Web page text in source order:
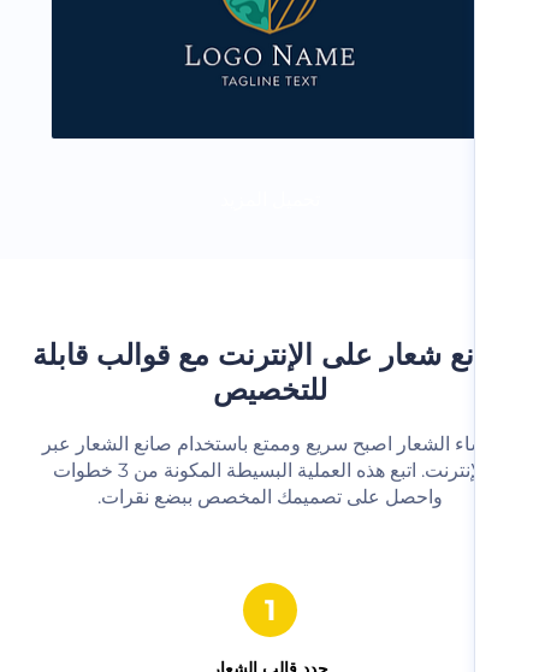
شعار على الإنترنت مع قوالب قابلة
للتخصيص
الشعار اصبح سريع وممتع باستخدام صانع الشعار عبر
الإنترنت. اتبع هذه العملية البسيطة المكونة من 3 خطوات
واحصل على تصميمك المخصص ببضع نقرات.‬